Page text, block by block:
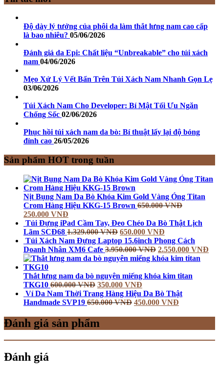
Độ dày lý tưởng của phôi da làm thắt lưng nam cao cấp
là bao nhiêu? 05/06/2026
Đánh giá da Epi: Chất liệu “Unbreakable” cho túi xách
nam 04/06/2026
Mẹo Xử Lý Vết Bẩn Trên Túi Xách Nam Nhanh Gọn Lẹ
03/06/2026
Túi Xách Nam Cho Developer: Bí Mật Tối Ưu Ngăn
Chống Sốc 02/06/2026
Phục hồi túi xách nam da bò: Bí thuật lấy lại độ bóng
đỉnh cao 26/05/2026
Sản phẩm HOT trong tuần
Nịt Bụng Nam Da Bò Khóa Kim Gold Vàng Óng Titan
Crom Hàng Hiệu KKG-15 Brown 650.000VNĐ
250.000 VNĐ
Túi Đựng iPad Cầm Tay, Đeo Chéo Da Bò Thật Lịch
Lãm SCĐ68 1.329.000VNĐ 650.000 VNĐ
Túi Xách Nam Đựng Laptop 15.6inch Phong Cách
Doanh Nhân XM6 Cafe 3.950.000VNĐ 2.550.000 VNĐ
Thắt lưng nam da bò nguyên miếng khóa kim titan
TKG10 600.000VNĐ 350.000 VNĐ
Ví Da Nam Thời Trang Hàng Hiệu Da Bò Thật
Handmade SVP19 650.000VNĐ 450.000 VNĐ
Đánh giá sản phẩm
Đánh giá